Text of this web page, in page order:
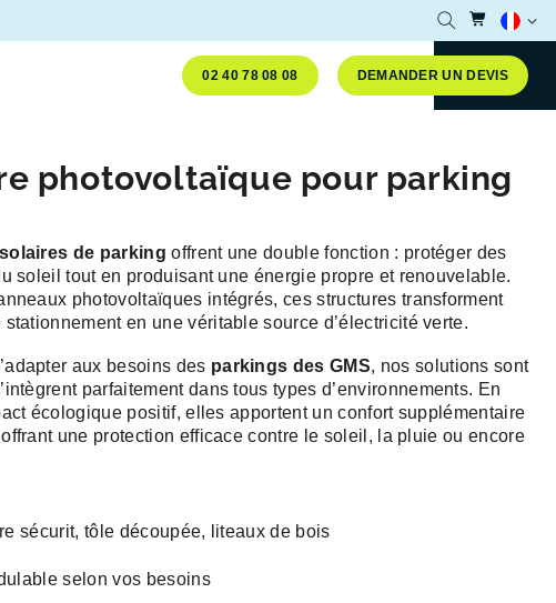
02 40 78 08 08 DEMANDER UN DEVIS
Ouvrir la
photovoltaïque pour parking
de parking offrent une double fonction : protéger des
soleil tout en produisant une énergie propre et renouvelable.
photovoltaïques intégrés, ces structures transforment
en une véritable source d’électricité verte.
aux besoins des parkings des GMS, nos solutions sont
parfaitement dans tous types d’environnements. En
écologique positif, elles apportent un confort supplémentaire
une protection efficace contre le soleil, la pluie ou encore
sécurit, tôle découpée, liteaux de bois
selon vos besoins